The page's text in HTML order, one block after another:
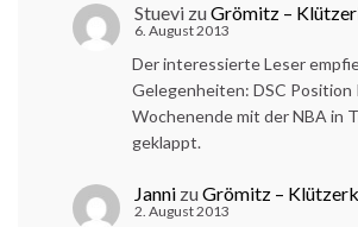
Stuevi zuGrömitz –
6. August 2013
Der interessierte Leser
Gelegenheiten: DSC Position
Wochenende mit der NBA in
geklappt.
Janni zuGrömitz –
2. August 2013